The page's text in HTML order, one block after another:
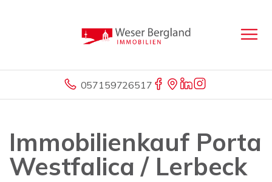
057159726517
Immobilienkauf Porta
Westfalica / Lerbeck